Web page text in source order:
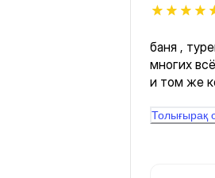
баня ,
многих
и том же
всё по фен-шую Вывод стремитесь
Толығырақ